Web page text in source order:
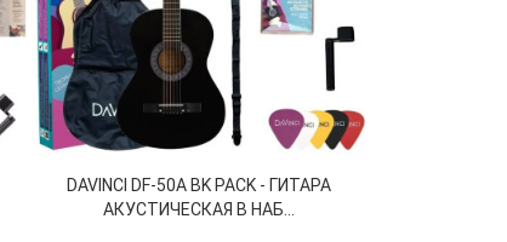
DAVINCI DF-50A BK PACK - ГИТАРА
АКУСТИЧЕСКАЯ В НАБ...